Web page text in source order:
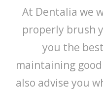
At Dentalia we
properly brush
you the
maintaining
also advise you